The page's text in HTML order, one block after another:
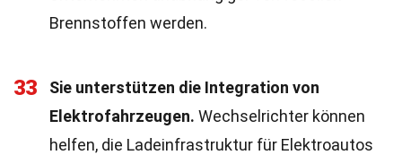
Brennstoffen werden.
33
Sie unterstützen die Integration von
Elektrofahrzeugen. Wechselrichter können
helfen, die Ladeinfrastruktur für Elektroautos